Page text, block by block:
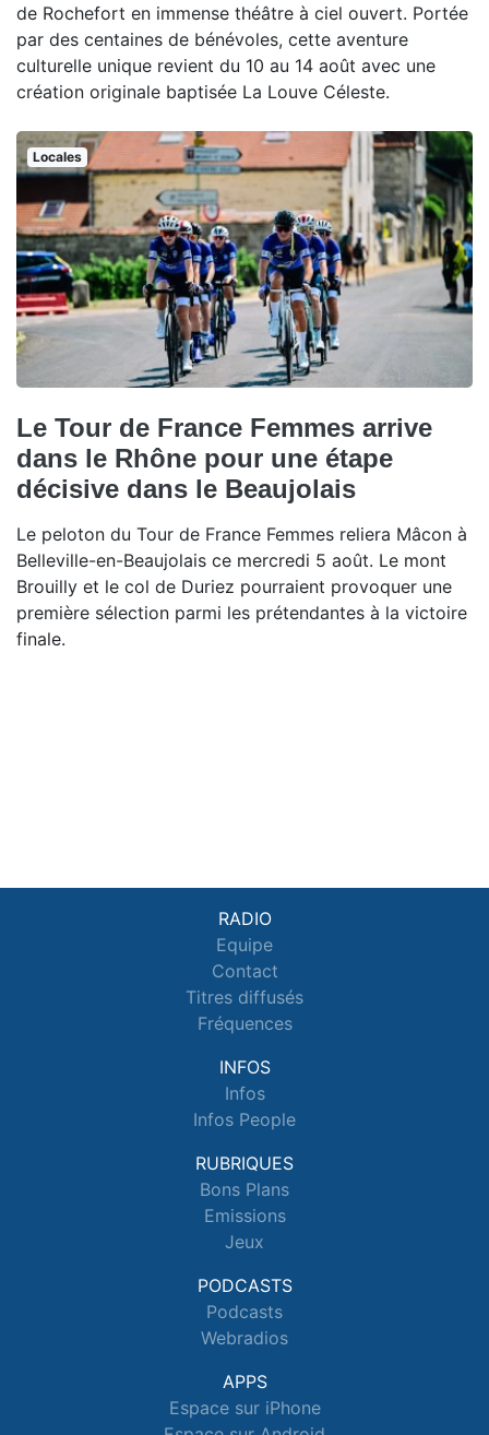
de Rochefort en immense théâtre à ciel ouvert. Portée
par des centaines de bénévoles, cette aventure
culturelle unique revient du 10 au 14 août avec une
création originale baptisée La Louve Céleste.
Locales
Le Tour de France Femmes arrive
dans le Rhône pour une étape
décisive dans le Beaujolais
Le peloton du Tour de France Femmes reliera Mâcon à
Belleville-en-Beaujolais ce mercredi 5 août. Le mont
Brouilly et le col de Duriez pourraient provoquer une
première sélection parmi les prétendantes à la victoire
finale.
RADIO
Equipe
Contact
Titres diffusés
Fréquences
INFOS
Infos
Infos People
RUBRIQUES
Bons Plans
Emissions
Jeux
PODCASTS
Podcasts
Webradios
APPS
Espace sur iPhone